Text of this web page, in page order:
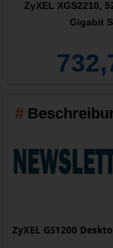
ZyXEL XGS2210,
Gigabit
ZyXEL GS1200